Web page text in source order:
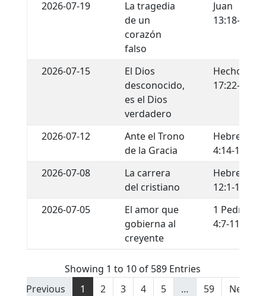
2026-07-19
La tragedia
de un
corazón
falso
Juan
13:18-22
2026-07-15
El Dios
desconocido,
es el Dios
verdadero
Hechos
17:22-34
2026-07-12
Ante el Trono
de la Gracia
Hebreos
4:14-16
2026-07-08
La carrera
del cristiano
Hebreos
12:1-13
2026-07-05
El amor que
gobierna al
creyente
1 Pedro
4:7-11
Showing 1 to 10 of 589 Entries
Previous
1 2 3 4 5 … 59 Next